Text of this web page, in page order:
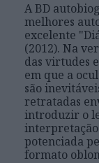
A BD
melhores
excelente
(2012). Na
das virtudes
em que a
são
retratadas
introduzir o
potenciada
formato